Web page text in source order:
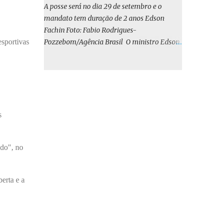
no
e a
em iene japonês é mais vantajosa sob os
aspectos econômico e financeiro. Embora o
custo dos juros em dólares possa parecer
inferior no curto prazo, a opção pelo iene
A posse será no dia 29 de setembro e o
mandato tem duração de 2 anos Edson
Fachin Foto: Fabio Rodrigues-
Pozzebom/Agência Brasil O ministro Edson